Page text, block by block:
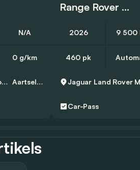
N/A
0 g/km
Jaguar Land Rover Metropool Zuid Aartselaar
Range Rover Sport
2026 9 500
460 pk
Car-Pass